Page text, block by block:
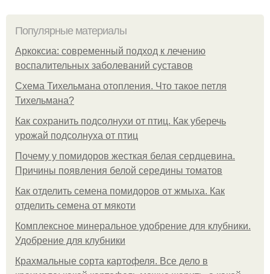
Популярные материалы
Аркоксиа: современный подход к лечению
воспалительных заболеваний суставов
Схема Тихельмана отопления. Что такое петля
Тихельмана?
Как сохранить подсолнухи от птиц. Как уберечь
урожай подсолнуха от птиц
Почему у помидоров жесткая белая сердцевина.
Причины появления белой середины томатов
Как отделить семена помидоров от жмыха. Как
отделить семена от мякоти
Комплексное минеральное удобрение для клубники.
Удобрение для клубники
Крахмальные сорта картофеля. Все дело в